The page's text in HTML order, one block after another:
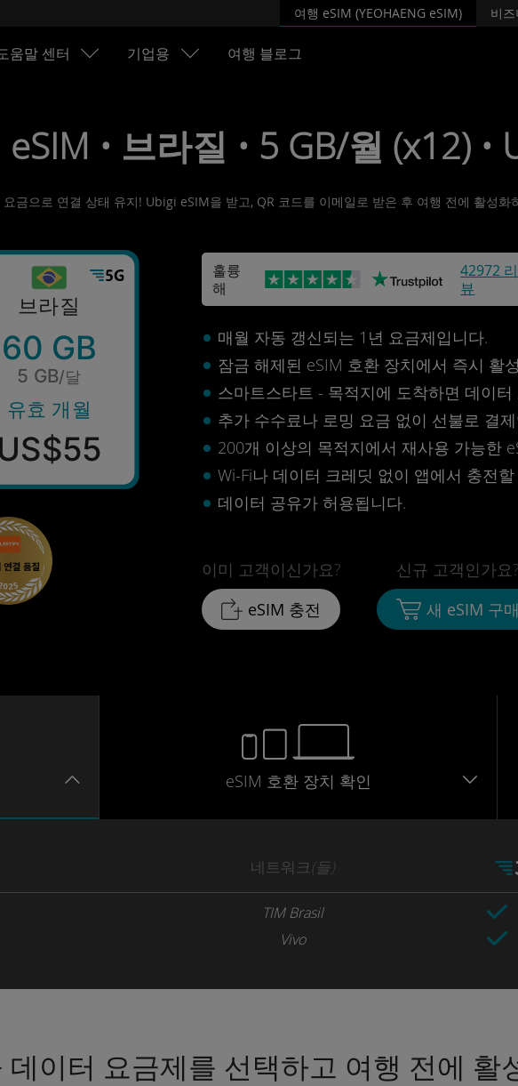
여행 eSIM (YEOHAENG eSIM) 비
움말 센터 기업용 여행 블로그
eSIM • 브라질 • 5 GB/월 (x12) •
금으로 연결 상태 유지! Ubigi eSIM을 받고, QR 코드를 이메일로 받은 후 여행 전에 활성
브라질
60 GB
5 GB/달
유효 개월
US$55
훌륭
해
42972 리
뷰
매월 자동 갱신되는 1년 요금제입니다.
잠금 해제된 eSIM 호환 장치에서 즉시 활
스마트스타트 - 목적지에 도착하면 데이
추가 수수료나 로밍 요금 없이 선불로 결
200개 이상의 목적지에서 재사용 가능한
Wi-Fi나 데이터 크레딧 없이 앱에서 충전
데이터 공유가 허용됩니다.
이미 고객이신가요?
eSIM 충전
신규 고객인가요?
새 eSIM 구매
eSIM 호환 장치 확인
네트워크(들)
TIM Brasil
Vivo
데이터 요금제를 선택하고 여행 전에 활